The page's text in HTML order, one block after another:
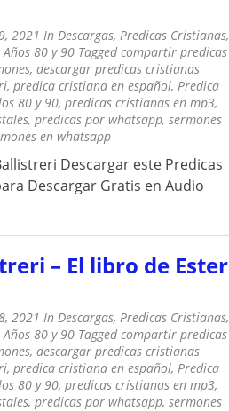
2021 In Descargas, Predicas Cristianas,
80 y 90 Taggedcompartir predicas
, descargar predicas cristianas
, predica cristiana en español, Predica
80 y 90, predicas cristianas en mp3,
, predicas por whatsapp, sermones
en whatsapp
Descargar este Predicas
Descargar Gratis en Audio
– El libro de Ester
2021 In Descargas, Predicas Cristianas,
80 y 90 Taggedcompartir predicas
, descargar predicas cristianas
, predica cristiana en español, Predica
80 y 90, predicas cristianas en mp3,
, predicas por whatsapp, sermones